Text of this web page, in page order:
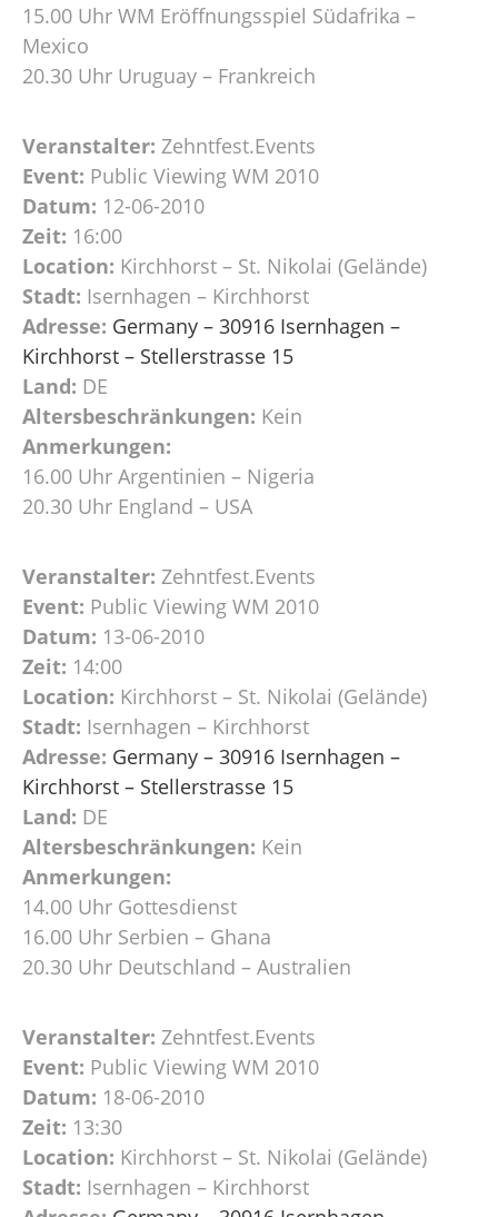
15.00 Uhr WM Eröffnungsspiel Südafrika –
Mexico
20.30 Uhr Uruguay – Frankreich
Veranstalter: Zehntfest.Events
Event: Public Viewing WM 2010
Datum: 12-06-2010
Zeit: 16:00
Location: Kirchhorst – St. Nikolai (Gelände)
Stadt: Isernhagen – Kirchhorst
Adresse: Germany – 30916 Isernhagen –
Kirchhorst – Stellerstrasse 15
Land: DE
Altersbeschränkungen: Kein
Anmerkungen:
16.00 Uhr Argentinien – Nigeria
20.30 Uhr England – USA
Veranstalter: Zehntfest.Events
Event: Public Viewing WM 2010
Datum: 13-06-2010
Zeit: 14:00
Location: Kirchhorst – St. Nikolai (Gelände)
Stadt: Isernhagen – Kirchhorst
Adresse: Germany – 30916 Isernhagen –
Kirchhorst – Stellerstrasse 15
Land: DE
Altersbeschränkungen: Kein
Anmerkungen:
14.00 Uhr Gottesdienst
16.00 Uhr Serbien – Ghana
20.30 Uhr Deutschland – Australien
Veranstalter: Zehntfest.Events
Event: Public Viewing WM 2010
Datum: 18-06-2010
Zeit: 13:30
Location: Kirchhorst – St. Nikolai (Gelände)
Stadt: Isernhagen – Kirchhorst